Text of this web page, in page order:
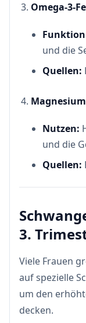
Omega-3-
und die
Quellen:
Magnesium
Nutzen:
und die
Quellen:
3.
Viele Frauen
auf spezielle
um den
decken.